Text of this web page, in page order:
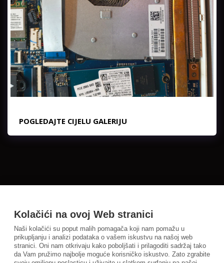
POGLEDAJTE CIJELU GALERIJU
Kolačići na ovoj Web stranici
Naši kolačići su poput malih pomagača koji nam pomažu u
prikupljanju i analizi podataka o vašem iskustvu na našoj web
stranici. Oni nam otkrivaju kako poboljšati i prilagoditi sadržaj tako
da Vam pružimo najbolje moguće korisničko iskustvo. Zato zgrabite